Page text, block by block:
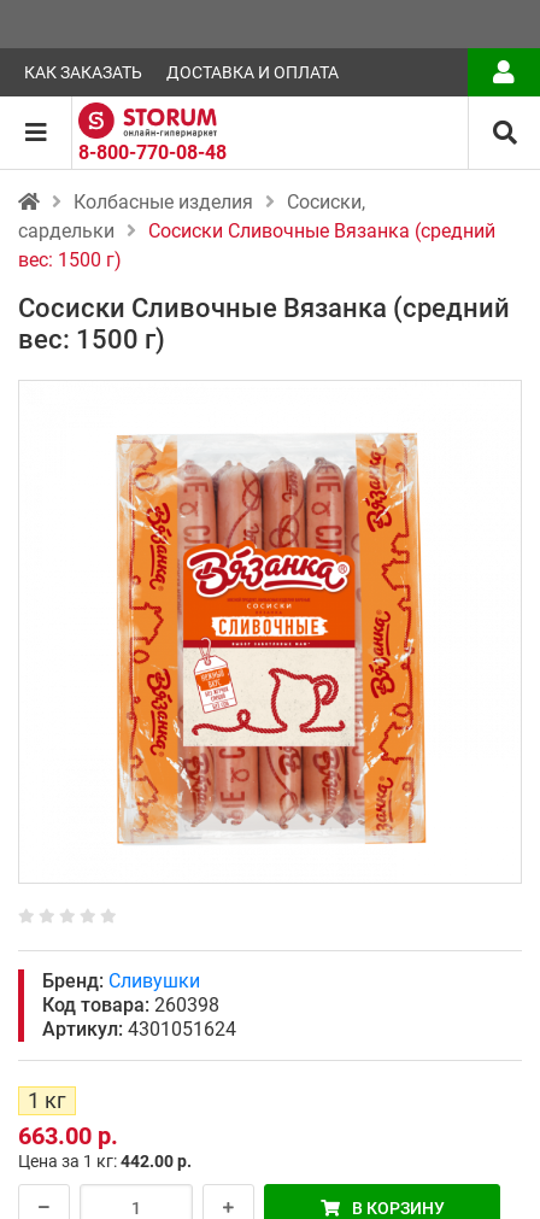
КАК ЗАКАЗАТЬ ДОСТАВКА И ОПЛАТА
8-800-770-08-48
Колбасные изделия
Сосиски,
сардельки
Сосиски Сливочные Вязанка (средний
вес: 1500 г)
Сосиски Сливочные Вязанка (средний
вес: 1500 г)
Бренд: Сливушки
Код товара: 260398
Артикул: 4301051624
1 кг
663.00 р.
Цена за 1 кг:442.00 р.
В КОРЗИНУ